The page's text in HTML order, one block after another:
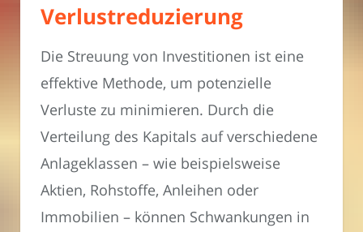
Verlustreduzierung
Die Streuung von Investitionen ist eine
effektive Methode, um potenzielle
Verluste zu minimieren. Durch die
Verteilung des Kapitals auf verschiedene
Anlageklassen – wie beispielsweise
Aktien, Rohstoffe, Anleihen oder
Immobilien – können Schwankungen in